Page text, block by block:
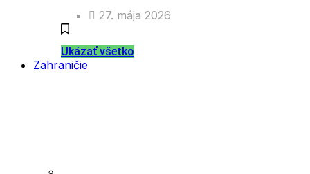
27. mája 2026
Ukázať všetko
Zahraničie